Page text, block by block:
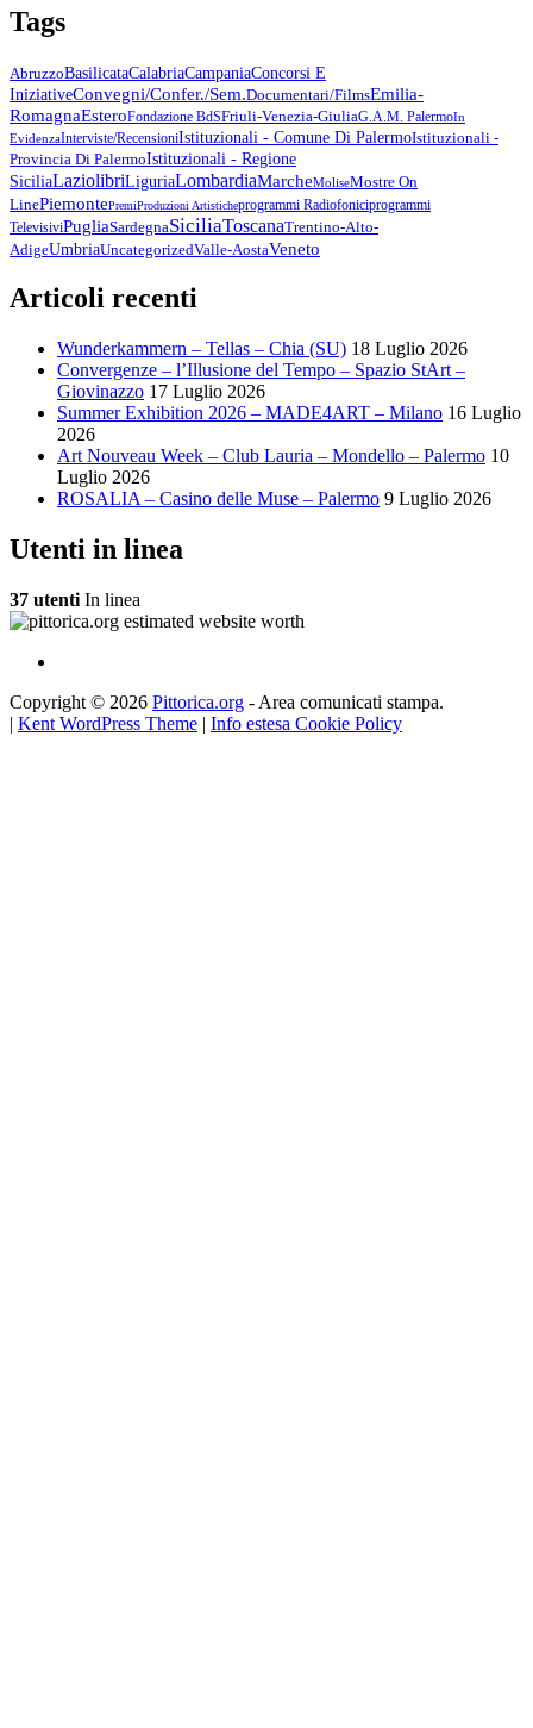
Tags
AbruzzoBasilicataCalabriaCampaniaConcorsi E
IniziativeConvegni/Confer./Sem.Documentari/FilmsEmilia-
RomagnaEsteroFondazione BdSFriuli-Venezia-GiuliaG.A.M. PalermoIn
EvidenzaInterviste/RecensioniIstituzionali - Comune Di PalermoIstituzionali -
Provincia Di PalermoIstituzionali - Regione
SiciliaLazioLibriLiguriaLombardiaMarcheMoliseMostre On
LinePiemontePremiProduzioni ArtisticheProgrammi RadiofoniciProgrammi
TelevisiviPugliaSardegnaSiciliaToscanaTrentino-Alto-
AdigeUmbriaUncategorizedValle-AostaVeneto
Articoli recenti
Wunderkammern – Tellas – Chia (SU) 18 Luglio 2026
Convergenze – l’Illusione del Tempo – Spazio StArt –
Giovinazzo 17 Luglio 2026
Summer Exhibition 2026 – MADE4ART – Milano 16 Luglio
2026
Art Nouveau Week – Club Lauria – Mondello – Palermo 10
Luglio 2026
ROSALIA – Casino delle Muse – Palermo 9 Luglio 2026
Utenti in linea
37 utenti In linea
Copyright © 2026 Pittorica.org - Area comunicati stampa.
| Kent WordPress Theme | Info estesa Cookie Policy